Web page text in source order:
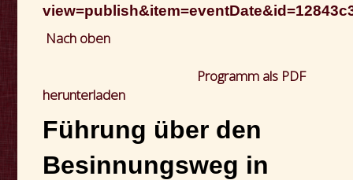
Nach oben
Programm als PDF
herunterladen
Führung über den
Besinnungsweg in